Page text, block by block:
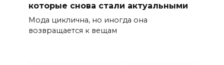
которые снова стали актуальными
Мода циклична, но иногда она
возвращается к вещам